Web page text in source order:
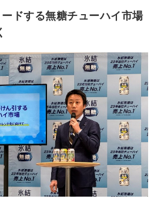
ドする無糖チューハイ市場